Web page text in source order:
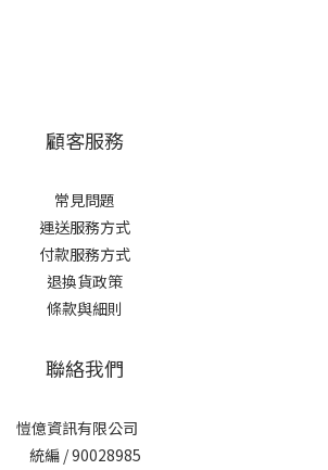
顧客服務
常見問題
運送服務方式
付款服務方式
退換貨政策
條款與細則
聯絡我們
愷億資訊有限公司
統編 / 90028985